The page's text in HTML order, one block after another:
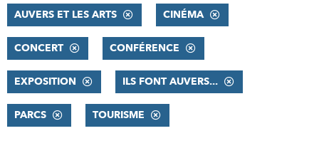
AUVERS ET LES ARTS CINÉMA
CONCERT CONFÉRENCE
EXPOSITION ILS FONT AUVERS...
PARCS TOURISME